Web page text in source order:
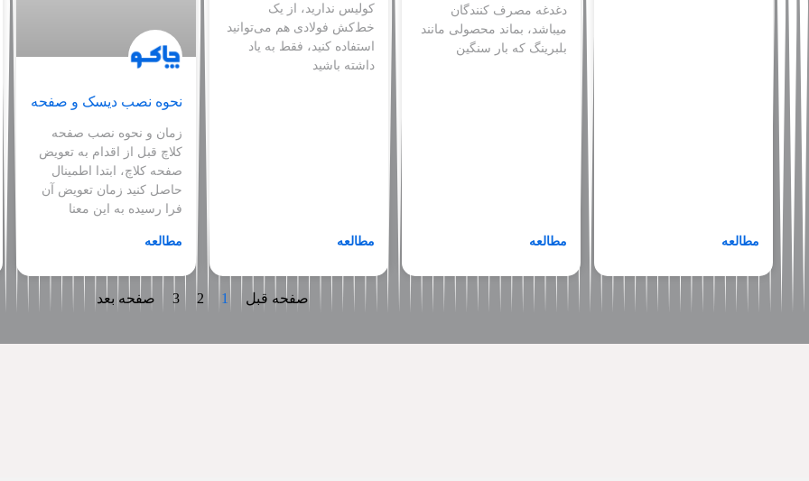
مطالعه
دغدغه مصرف کنندگان
میباشد، بماند محصولی مانند
بلبرینگ که بار سنگین
مطالعه
کولیس ندارید، از یک
خط‌کش فولادی هم می‌توانید
استفاده کنید، فقط به یاد
داشته باشید
مطالعه
نحوه نصب دیسک و صفحه
زمان و نحوه نصب صفحه
کلاچ قبل از اقدام به تعویض
صفحه کلاچ، ابتدا اطمینال
حاصل کنید زمان تعویض آن
فرا رسیده به این معنا
مطالعه
صفحه قبل 1
2
3 صفحه بعد